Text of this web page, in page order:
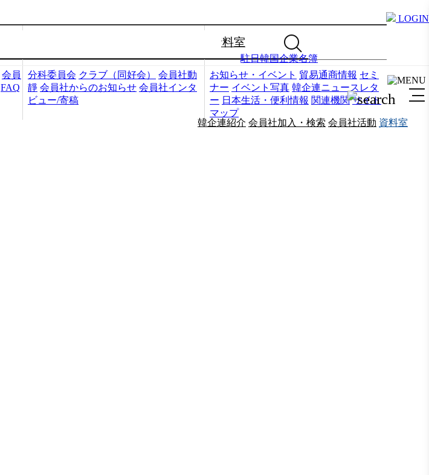
会員
FAQ
分科委員会 クラブ（同好会）
会員社動
靜 会員社からのお知らせ 会員社インタ
ビュー/寄稿
資料室
お知らせ・イベント 貿易通商情報 セミ
ナー イベント写真 韓企連ニュースレタ
ー 日本生活・便利情報 関連機関 サイト
マップ
駐日韓国企業名簿
LOGIN
韓企連紹介 会員社加入・検索 会員社活動 資料室